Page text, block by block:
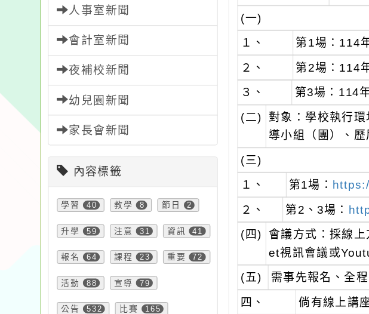
人事室新聞
會計室新聞
夜補校新聞
幼兒園新聞
家長會新聞
內容標籤
學習 40 教學 8 節日 2
升學 59 注意 31 資訊 41
報名 64 課程 23 重要 72
活動 88 宣導 79
公告 532 比賽 165
(一)
１、
第1場：114
２、
第2場：114
３、
第3場：114
(二)
對象：學校執行
導小組（團）、
(三)
１、
第1場：
２、 第2、3場：
(四)
會議方式：採線
et視訊會議或
(五)
需事先報名、全
四、
倘有線上講